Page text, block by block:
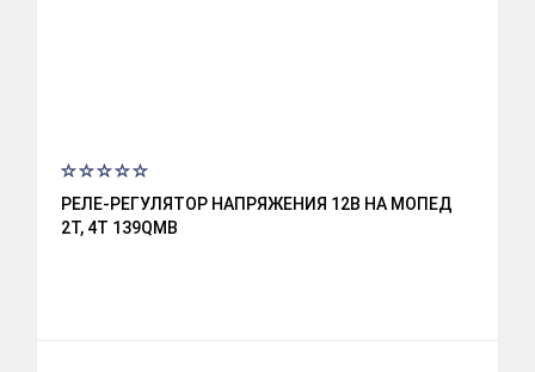
РЕЛЕ-РЕГУЛЯТОР НАПРЯЖЕНИЯ 12В НА МОПЕД
2Т, 4Т 139QMB